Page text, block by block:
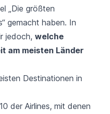
„Die größten
gemacht haben. In
jedoch, welche
am meisten Länder
Destinationen in
der Airlines, mit denen